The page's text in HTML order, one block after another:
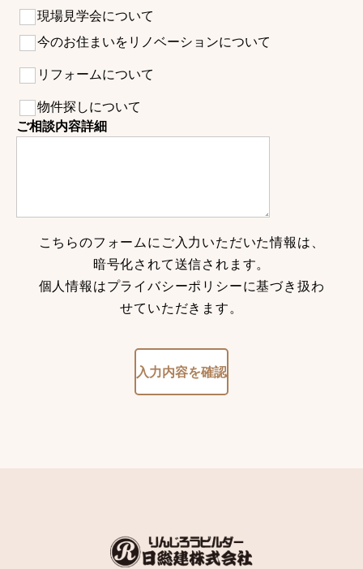
現場見学会について
今のお住まいをリノベーションについて
リフォームについて
物件探しについて
ご相談内容詳細
こちらのフォームにご入力いただいた情報は、
暗号化されて送信されます。
個人情報はプライバシーポリシーに基づき扱わ
せていただきます。